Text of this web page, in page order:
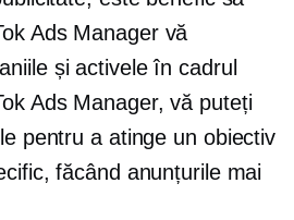
Ads Manager vă
și activele în cadrul
Ads Manager, vă puteți
pentru a atinge un obiectiv
făcând anunțurile mai